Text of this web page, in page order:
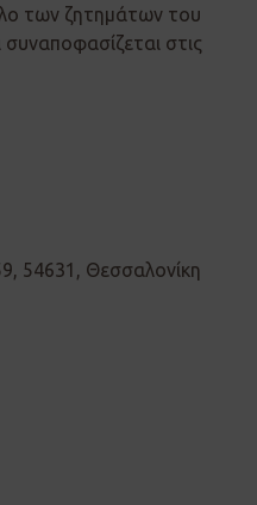
των ζητημάτων του
συναποφασίζεται στις
54631, Θεσσαλονίκη